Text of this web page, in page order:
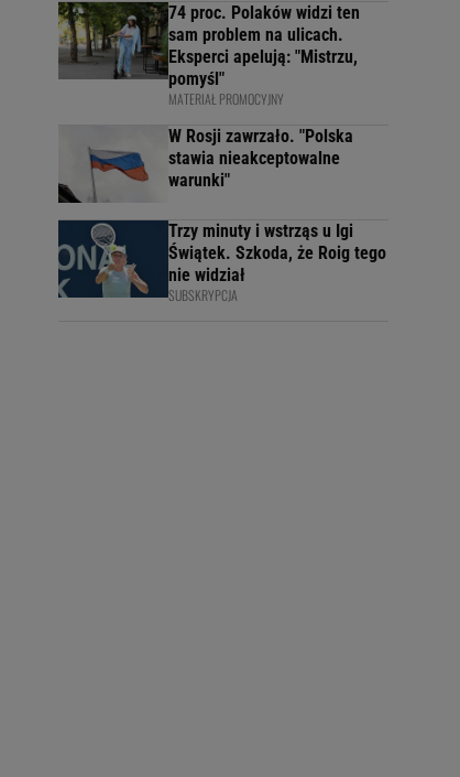
74 proc. Polaków widzi ten
sam problem na ulicach.
Eksperci apelują: "Mistrzu,
pomyśl"
MATERIAŁ PROMOCYJNY
W Rosji zawrzało. "Polska
stawia nieakceptowalne
warunki"
Trzy minuty i wstrząs u Igi
Świątek. Szkoda, że Roig tego
nie widział
SUBSKRYPCJA